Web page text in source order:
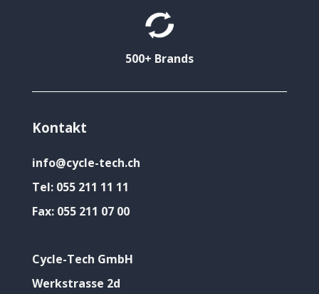
500+ Brands
Kontakt
info@cycle-tech.ch
Tel: 055 211 11 11
Fax: 055 211 07 00
Cycle-Tech GmbH
Werkstrasse 2d